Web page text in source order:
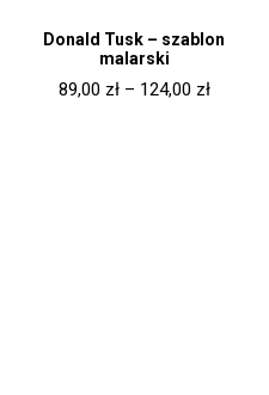
Donald Tusk – szablon
malarski
89,00 zł – 124,00 zł